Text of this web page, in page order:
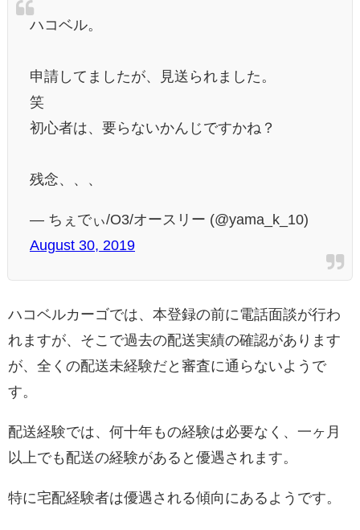
ハコベル。
申請してましたが、見送られました。
笑
初心者は、要らないかんじですかね？
残念、、、
— ちぇでぃ/O3/オースリー (@yama_k_10)
August 30, 2019
ハコベルカーゴでは、本登録の前に電話面談が行わ
れますが、そこで過去の配送実績の確認があります
が、全くの配送未経験だと審査に通らないようで
す。
配送経験では、何十年もの経験は必要なく、一ヶ月
以上でも配送の経験があると優遇されます。
特に宅配経験者は優遇される傾向にあるようです。